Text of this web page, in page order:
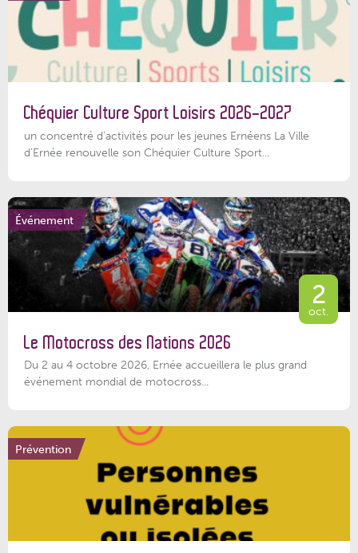
Chéquier Culture Sport Loisirs 2026-2027
un concentré d’activités pour les jeunes Ernéens La Ville
d’Ernée renouvelle son Chéquier Culture Sport...
Événement
2
oct.
Le Motocross des Nations 2026
Du 2 au 4 octobre 2026, Ernée accueillera le plus grand
événement mondial de motocross...
Prévention